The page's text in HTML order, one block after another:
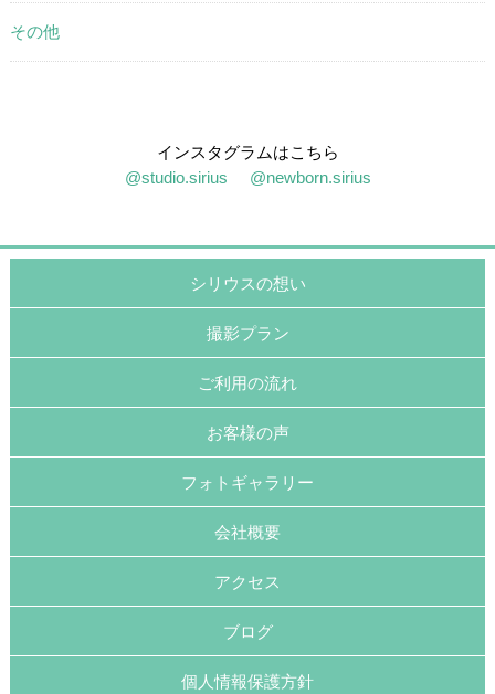
その他
インスタグラムはこちら
@studio.sirius
@newborn.sirius
シリウスの想い
撮影プラン
ご利用の流れ
お客様の声
フォトギャラリー
会社概要
アクセス
ブログ
個人情報保護方針